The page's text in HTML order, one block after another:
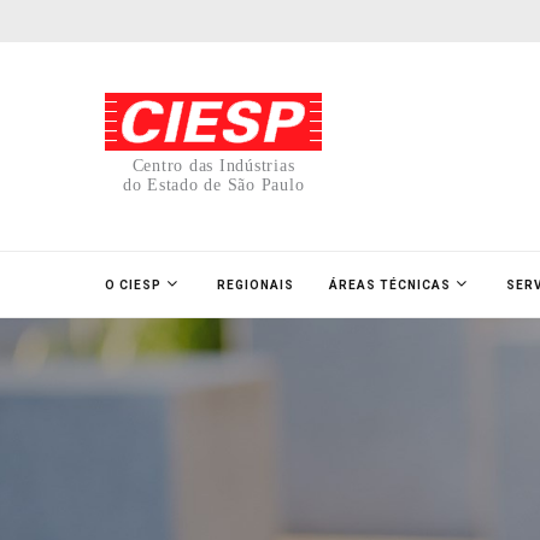
Centro das Indústrias
do Estado de São Paulo
O CIESP REGIONAIS ÁREAS TÉCNICAS